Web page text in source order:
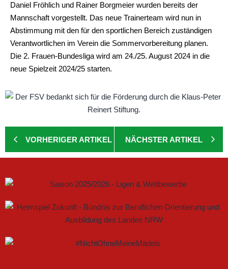
Daniel Fröhlich und Rainer Borgmeier wurden bereits der
Mannschaft vorgestellt. Das neue Trainerteam wird nun in
Abstimmung mit den für den sportlichen Bereich zuständigen
Verantwortlichen im Verein die Sommervorbereitung planen.
Die 2. Frauen-Bundesliga wird am 24./25. August 2024 in die
neue Spielzeit 2024/25 starten.
VORHERIGER ARTIKEL NÄCHSTER ARTIKEL